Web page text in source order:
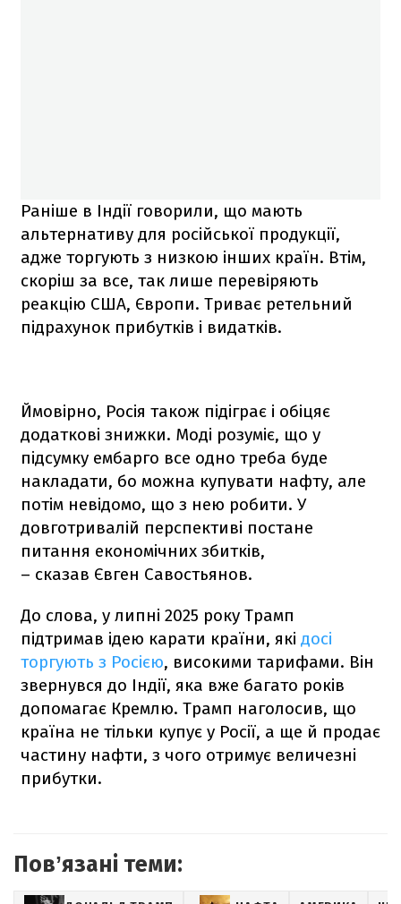
Раніше в Індії говорили, що мають
альтернативу для російської продукції,
адже торгують з низкою інших країн. Втім,
скоріш за все, так лише перевіряють
реакцію США, Європи. Триває ретельний
підрахунок прибутків і видатків.
Ймовірно, Росія також підіграє і обіцяє
додаткові знижки. Моді розуміє, що у
підсумку ембарго все одно треба буде
накладати, бо можна купувати нафту, але
потім невідомо, що з нею робити. У
довготривалій перспективі постане
питання економічних збитків,
– сказав Євген Савостьянов.
До слова, у липні 2025 року Трамп
підтримав ідею карати країни, які досі
торгують з Росією, високими тарифами. Він
звернувся до Індії, яка вже багато років
допомагає Кремлю. Трамп наголосив, що
країна не тільки купує у Росії, а ще й продає
частину нафти, з чого отримує величезні
прибутки.
Повʼязані теми: